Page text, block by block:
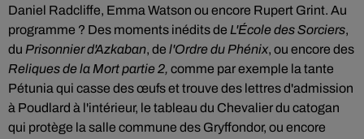
Daniel Radcliffe, Emma Watson ou encore Rupert Grint. Au
programme ? Des moments inédits de L'École des Sorciers,
du Prisonnier d'Azkaban, de l'Ordre du Phénix, ou encore des
Reliques de la Mort partie 2, comme par exemple la tante
Pétunia qui casse des œufs et trouve des lettres d'admission
à Poudlard à l'intérieur, le tableau du Chevalier du catogan
qui protège la salle commune des Gryffondor, ou encore